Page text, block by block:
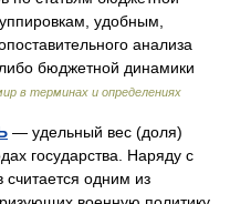
удобным,
анализа
бюджетной динамики
в терминах и определениях
— удельный вес (доля)
государства. Наряду с
одним из